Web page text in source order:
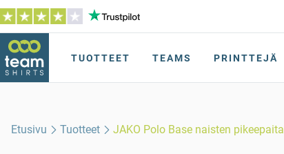
TUOTTEET TEAMS PRINTTEJÄ
Etusivu Tuotteet JAKO Polo Base naisten pikeepaita